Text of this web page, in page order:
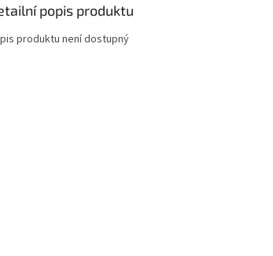
popis produktu
produktu není dostupný